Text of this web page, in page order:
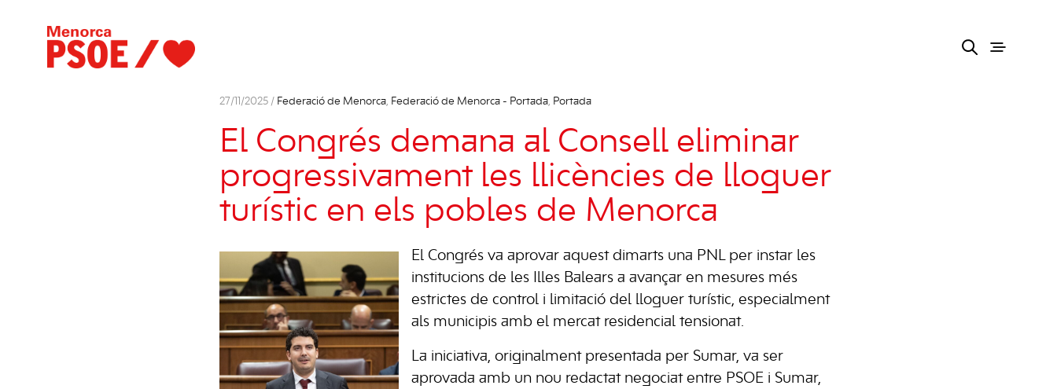
27/11/2025 / Federació de Menorca, Federació de Menorca - Portada, Portada
El Congrés demana al Consell eliminar
progressivament les llicències de lloguer
turístic en els pobles de Menorca
El Congrés va aprovar aquest dimarts una PNL per instar les
institucions de les Illes Balears a avançar en mesures més
estrictes de control i limitació del lloguer turístic, especialment
als municipis amb el mercat residencial tensionat.
La iniciativa, originalment presentada per Sumar, va ser
aprovada amb un nou redactat negociat entre PSOE i Sumar,